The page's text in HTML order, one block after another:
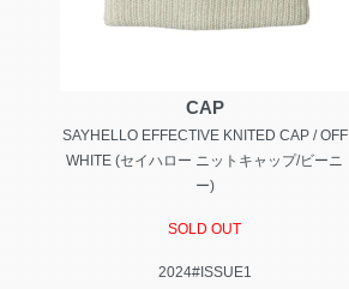
CAP
SAYHELLO EFFECTIVE KNITED CAP / OFF
WHITE (セイハロー ニットキャップ/ビーニ
ー)
SOLD OUT
2024#ISSUE1